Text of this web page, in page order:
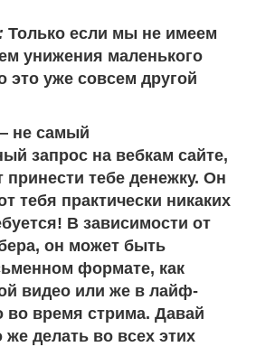
Только если мы не имеем
унижения маленького
это уже совсем другой
не самый
запрос на вебкам сайте,
тебе денежку. Он
тебя практически никаких
В зависимости от
он может быть
формате, как
видео или же в лайф-
время стрима. Давай
же делать во всех этих